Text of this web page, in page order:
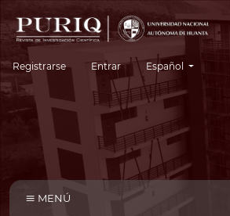
Registrarse Entrar Cambiar el
Español
MENÚ